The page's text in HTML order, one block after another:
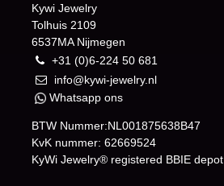
Kywi Jewelry
Tolhuis 2109
6537MA Nijmegen
+31 (0)6-224 50 681
info@kywi-jewelry.nl
Whatsapp ons
BTW Nummer:NL001875638B47
KvK nummer: 62669524
KyWi Jewelry® registered BBIE depot